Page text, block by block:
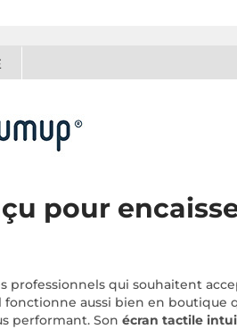
pour
professionnels qui souhaitent
fonctionne aussi bien en boutique
performant. Son écran tactile